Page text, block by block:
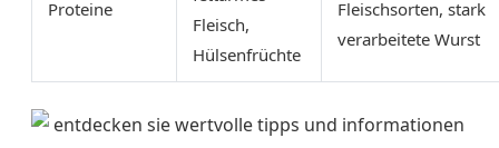
Proteine
Fleisch,
Hülsenfrüchte
Fleischsorten, stark
verarbeitete Wurst